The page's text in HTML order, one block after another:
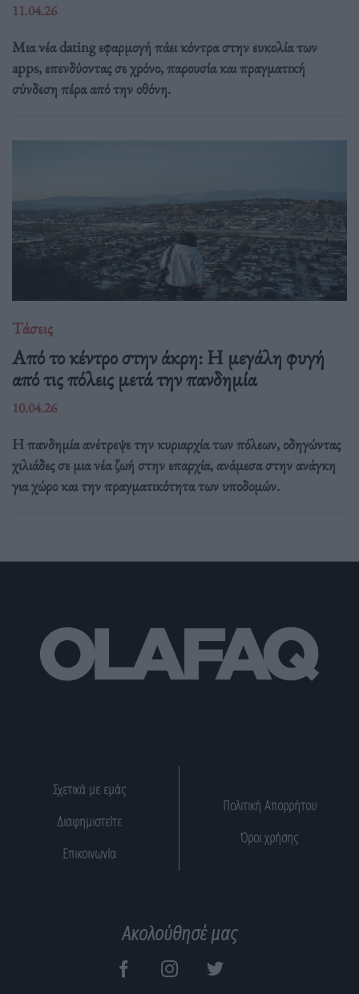
11.04.26
Μια νέα dating εφαρμογή πάει κόντρα στην ευκολία των
apps, επενδύοντας σε χρόνο, παρουσία και πραγματική
σύνδεση πέρα από την οθόνη.
Τάσεις
Από το κέντρο στην άκρη: H μεγάλη φυγή
από τις πόλεις μετά την πανδημία
10.04.26
Η πανδημία ανέτρεψε την κυριαρχία των πόλεων, οδηγώντας
χιλιάδες σε μια νέα ζωή στην επαρχία, ανάμεσα στην ανάγκη
για χώρο και την πραγματικότητα των υποδομών.
Σχετικά με εμάς
Διαφημιστείτε
Επικοινωνία
Πολιτική Απορρήτου
Όροι χρήσης
Ακολούθησέ μας